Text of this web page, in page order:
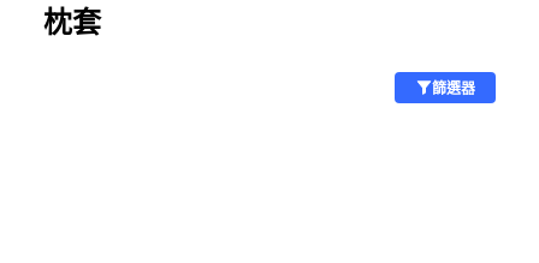
枕套
篩選器